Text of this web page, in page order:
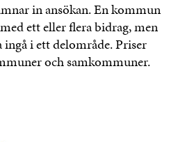
in ansökan. En kommun
ett eller flera bidrag, men
ingå i ett delområde. Priser
och samkommuner.